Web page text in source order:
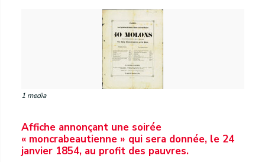
1 media
Affiche annonçant une soirée
« moncrabeautienne » qui sera donnée, le 24
janvier 1854, au profit des pauvres.